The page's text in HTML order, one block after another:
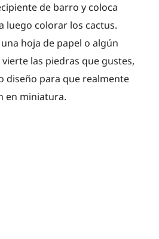
de barro y coloca
luego colorar los cactus.
hoja de papel o algún
las piedras que gustes,
diseño para que realmente
en miniatura.